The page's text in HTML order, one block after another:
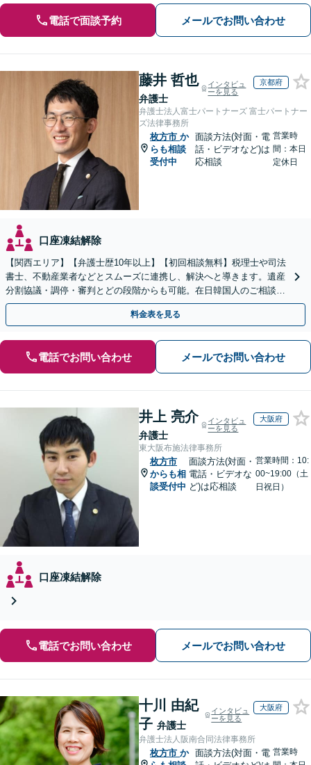
電話で面談予約 メールでお問い合わせ
藤井 哲也
弁護士
インタビュ
ーを見る
京都府
弁護士法人富士パートナーズ 富士パートナー
ズ法律事務所
枚方市 か
らも相談
受付中
面談方法(対面・電
話・ビデオなど)は
応相談
営業時
間：本日
定休日
口座凍結解除
【関西エリア】【弁護士歴10年以上】【初回相談無料】税理士や司法
書士、不動産業者などとスムーズに連携し、解決へと導きます。遺産
分割協議・調停・審判とどの段階からも可能。在日韓国人のご相談も
対応しております【休日・夜間相談可】
料金表を見る
電話でお問い合わせ メールでお問い合わせ
井上 亮介
弁護士
インタビュ
ーを見る
大阪府
東大阪布施法律事務所
枚方市
からも相
談受付中
面談方法(対面・
電話・ビデオな
ど)は応相談
営業時間：10:
00~19:00（土
日祝日）
口座凍結解除
電話でお問い合わせ メールでお問い合わせ
十川 由紀
子 弁護士
インタビュ
ーを見る
大阪府
弁護士法人阪南合同法律事務所
枚方市 か 面談方法(対面・電 営業時